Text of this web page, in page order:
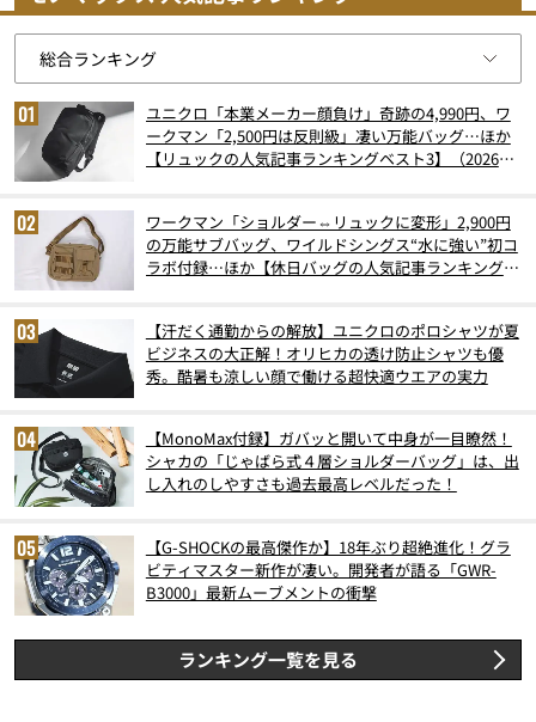
ユニクロ「本業メーカー顔負け」奇跡の4,990円、ワ
ークマン「2,500円は反則級」凄い万能バッグ…ほか
【リュックの人気記事ランキングベスト3】（2026年
ワークマン「ショルダー⇔リュックに変形」2,900円
の万能サブバッグ、ワイルドシングス“水に強い”初コ
ラボ付録…ほか【休日バッグの人気記事ランキングベ
【汗だく通勤からの解放】ユニクロのポロシャツが夏
ビジネスの大正解！オリヒカの透け防止シャツも優
秀。酷暑も涼しい顔で働ける超快適ウエアの実力
【MonoMax付録】ガバッと開いて中身が一目瞭然！
シャカの「じゃばら式４層ショルダーバッグ」は、出
し入れのしやすさも過去最高レベルだった！
【G-SHOCKの最高傑作か】18年ぶり超絶進化！グラ
ビティマスター新作が凄い。開発者が語る「GWR-
B3000」最新ムーブメントの衝撃
ランキング一覧を見る